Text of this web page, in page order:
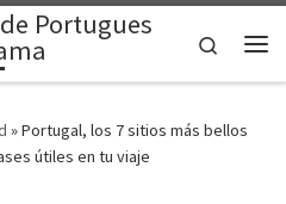
Portugues
Search
»Portugal, los 7 sitios más bellos
útiles en tu viaje